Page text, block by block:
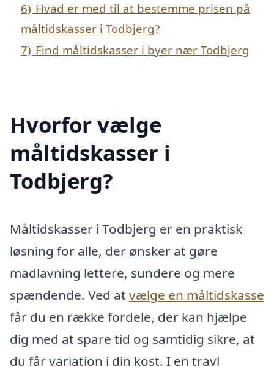
6) Hvad er med til at bestemme prisen på
måltidskasser i Todbjerg?
7) Find måltidskasser i byer nær Todbjerg
Hvorfor vælge
måltidskasser i
Todbjerg?
Måltidskasser i Todbjerg er en praktisk
løsning for alle, der ønsker at gøre
madlavning lettere, sundere og mere
spændende. Ved at vælge en måltidskasse
får du en række fordele, der kan hjælpe
dig med at spare tid og samtidig sikre, at
du får variation i din kost. I en travl